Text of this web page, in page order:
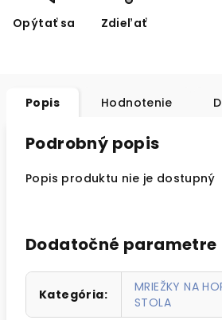
Opýtať sa Zdieľať
Popis Hodnotenie
Podrobný popis
Popis produktu nie je dostupný
Dodatočné parametre
Kategória:
MRIEŽKY NA
STOLA